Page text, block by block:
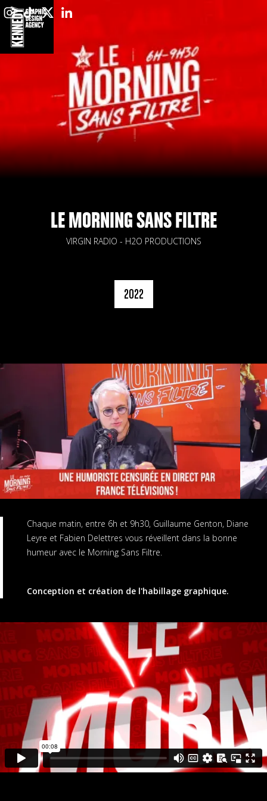
LE MORNING SANS FILTRE
VIRGIN RADIO - H2O PRODUCTIONS
2022
Chaque matin, entre 6h et 9h30, Guillaume Genton, Diane
Leyre et Fabien Delettres vous réveillent dans la bonne
humeur avec le Morning Sans Filtre.
Conception et création de l'habillage graphique.